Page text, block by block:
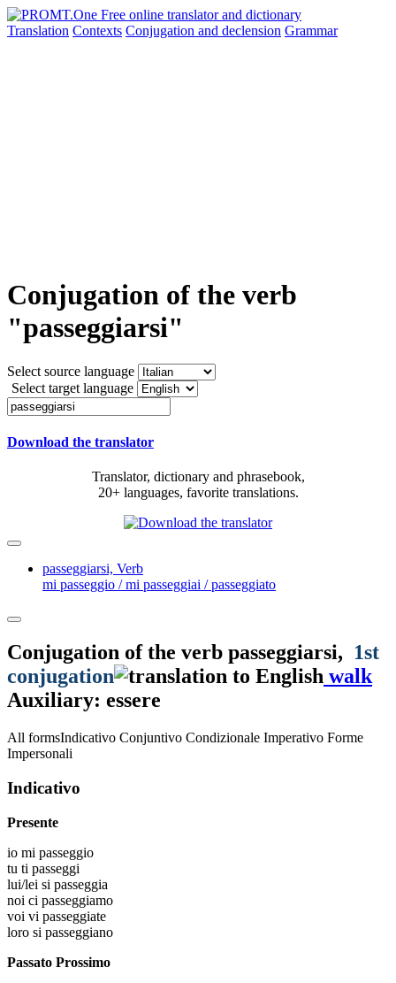
Translation Contexts Conjugation and declension Grammar
Conjugation of the verb
"passeggiarsi"
Select source language
Select target language
Download the translator
Translator, dictionary and phrasebook,
20+ languages, favorite translations.
passeggiarsi, Verb
mi passeggio / mi passeggiai / passeggiato
Conjugation of the verb passeggiarsi, 1st
conjugation
walk
Auxiliary: essere
All formsIndicativo Conjuntivo Condizionale Imperativo Forme
Impersonali
Indicativo
Presente
io mi passeggio
tu ti passeggi
lui/lei si passeggia
noi ci passeggiamo
voi vi passeggiate
loro si passeggiano
Passato Prossimo